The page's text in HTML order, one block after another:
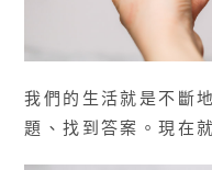
我們的生活就是不斷
題、找到答案。現在